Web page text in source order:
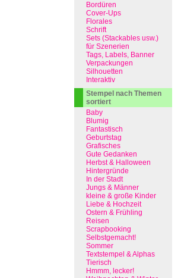
Bordüren
Cover-Ups
Florales
Schrift
Sets (Stackables usw.)
für Szenerien
Tags, Labels, Banner
Verpackungen
Silhouetten
Interaktiv
Stempel nach Themen
sortiert
Baby
Blumig
Fantastisch
Geburtstag
Grafisches
Gute Gedanken
Herbst & Halloween
Hintergründe
In der Stadt
Jungs & Männer
kleine & große Kinder
Liebe & Hochzeit
Ostern & Frühling
Reisen
Scrapbooking
Selbstgemacht!
Sommer
Textstempel & Alphas
Tierisch
Hmmm, lecker!